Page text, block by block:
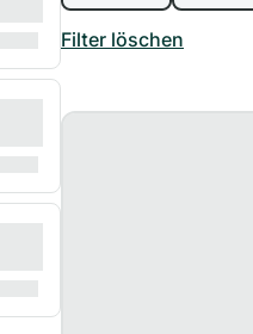
Filter löschen